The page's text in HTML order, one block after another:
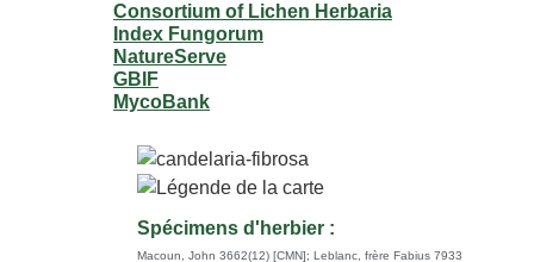
Consortium of Lichen Herbaria
Index Fungorum
NatureServe
GBIF
MycoBank
Spécimens d'herbier :
Macoun, John 3662(12) [CMN] ; Leblanc, frère Fabius 7933